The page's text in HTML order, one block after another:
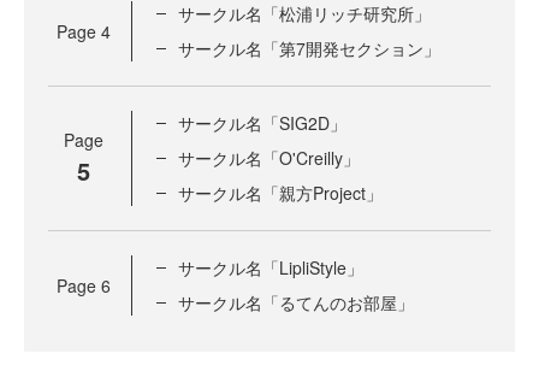
Page 4
サークル名「松浦リッチ研究所」
サークル名「第7開発セクション」
Page
5
サークル名「SIG2D」
サークル名「O'Creilly」
サークル名「親方Project」
Page 6
サークル名「LipliStyle」
サークル名「るてんのお部屋」